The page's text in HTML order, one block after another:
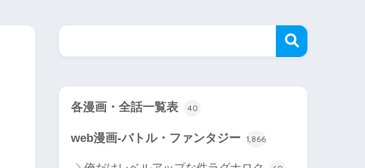
各漫画・全話一覧表 40
web漫画-バトル・ファンタジー 1,866